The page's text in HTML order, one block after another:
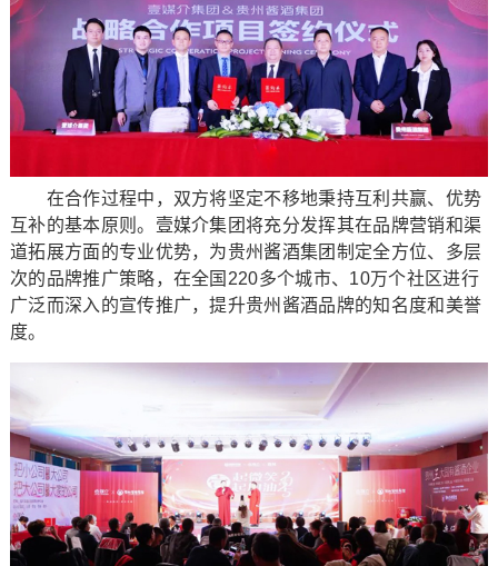
在合作过程中，双方将坚定不移地秉持互利共赢、优势
互补的基本原则。壹媒介集团将充分发挥其在品牌营销和渠
道拓展方面的专业优势，为贵州酱酒集团制定全方位、多层
次的品牌推广策略，在全国220多个城市、10万个社区进行
广泛而深入的宣传推广，提升贵州酱酒品牌的知名度和美誉
度。